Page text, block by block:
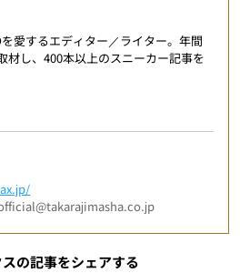
愛するエディター／ライター。年間
材し、400本以上のスニーカー記事を
の記事をシェアする